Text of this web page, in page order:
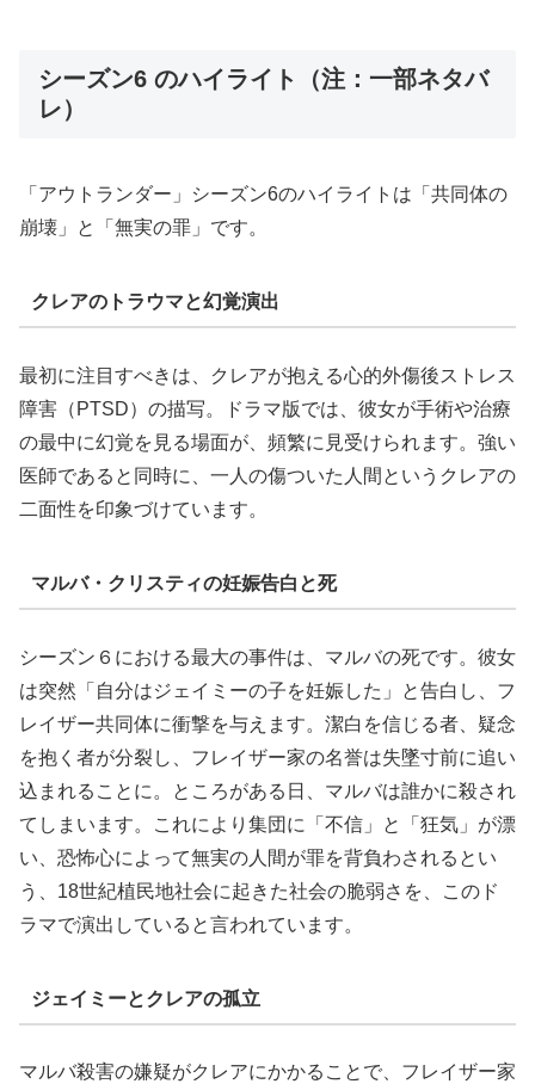
シーズン6 のハイライト（注：一部ネタバ
レ）
「アウトランダー」シーズン6のハイライトは「共同体の
崩壊」と「無実の罪」です。
クレアのトラウマと幻覚演出
最初に注目すべきは、クレアが抱える心的外傷後ストレス
障害（PTSD）の描写。ドラマ版では、彼女が手術や治療
の最中に幻覚を見る場面が、頻繁に見受けられます。強い
医師であると同時に、一人の傷ついた人間というクレアの
二面性を印象づけています。
マルバ・クリスティの妊娠告白と死
シーズン６における最大の事件は、マルバの死です。彼女
は突然「自分はジェイミーの子を妊娠した」と告白し、フ
レイザー共同体に衝撃を与えます。潔白を信じる者、疑念
を抱く者が分裂し、フレイザー家の名誉は失墜寸前に追い
込まれることに。ところがある日、マルバは誰かに殺され
てしまいます。これにより集団に「不信」と「狂気」が漂
い、恐怖心によって無実の人間が罪を背負わされるとい
う、18世紀植民地社会に起きた社会の脆弱さを、このド
ラマで演出していると言われています。
ジェイミーとクレアの孤立
マルバ殺害の嫌疑がクレアにかかることで、フレイザー家